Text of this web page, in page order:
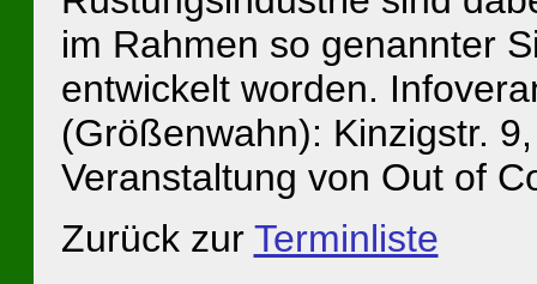
im Rahmen so genannter
entwickelt worden.
(Größenwahn): Kinzigstr.
Veranstaltung von Out of
Zurück zur Terminliste